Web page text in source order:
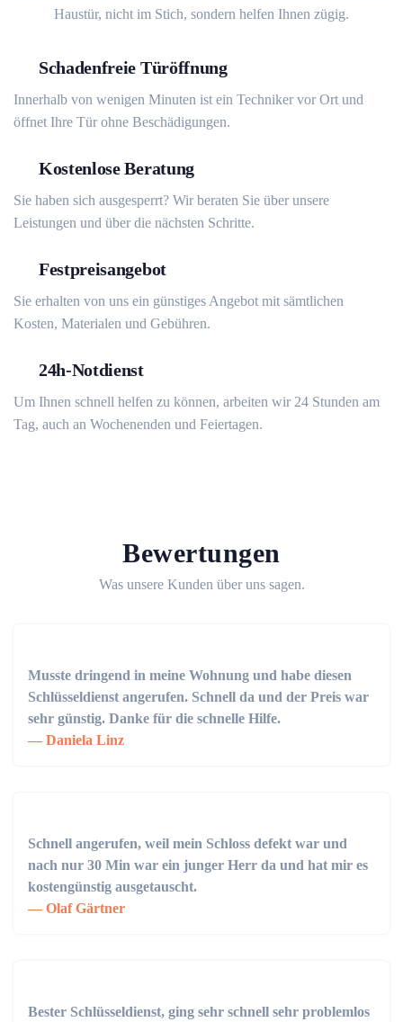
Haustür, nicht im Stich, sondern helfen Ihnen zügig.
Schadenfreie Türöffnung
Innerhalb von wenigen Minuten ist ein Techniker vor Ort und
öffnet Ihre Tür ohne Beschädigungen.
Kostenlose Beratung
Sie haben sich ausgesperrt? Wir beraten Sie über unsere
Leistungen und über die nächsten Schritte.
Festpreisangebot
Sie erhalten von uns ein günstiges Angebot mit sämtlichen
Kosten, Materialen und Gebühren.
24h-Notdienst
Um Ihnen schnell helfen zu können, arbeiten wir 24 Stunden am
Tag, auch an Wochenenden und Feiertagen.
Bewertungen
Was unsere Kunden über uns sagen.
Musste dringend in meine Wohnung und habe diesen
Schlüsseldienst angerufen. Schnell da und der Preis war
sehr günstig. Danke für die schnelle Hilfe.
Daniela Linz
Schnell angerufen, weil mein Schloss defekt war und
nach nur 30 Min war ein junger Herr da und hat mir es
kostengünstig ausgetauscht.
Olaf Gärtner
Bester Schlüsseldienst, ging sehr schnell sehr problemlos